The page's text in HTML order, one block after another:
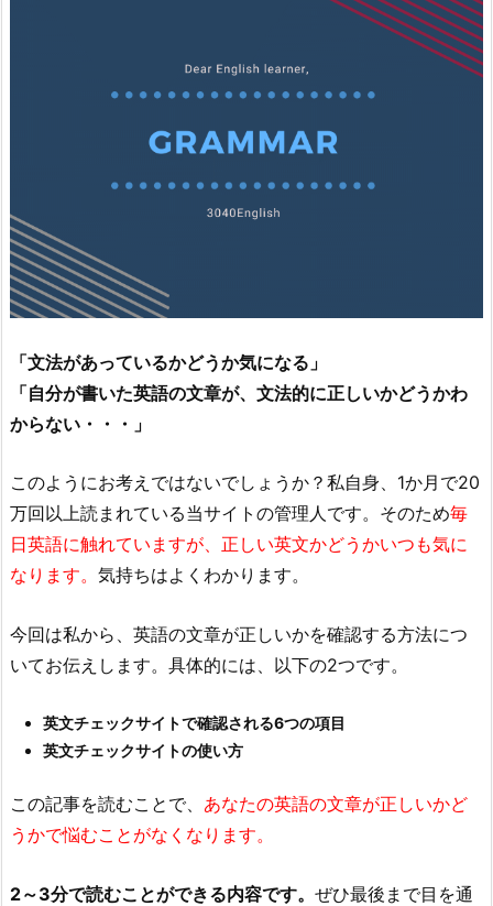
「文法があっているかどうか気になる」
「自分が書いた英語の文章が、文法的に正しいかどうかわ
からない・・・」
このようにお考えではないでしょうか？私自身、1か月で20
万回以上読まれている当サイトの管理人です。そのため毎
日英語に触れていますが、正しい英文かどうかいつも気に
なります。 気持ちはよくわかります。
今回は私から、英語の文章が正しいかを確認する方法につ
いてお伝えします。具体的には、以下の2つです。
英文チェックサイトで確認される6つの項目
英文チェックサイトの使い方
この記事を読むことで、 あなたの英語の文章が正しいかど
うかで悩むことがなくなります。
2～3分で読むことができる内容です。 ぜひ最後まで目を通